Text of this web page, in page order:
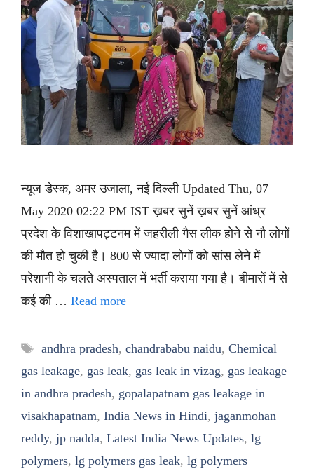
न्यूज डेस्क, अमर उजाला, नई दिल्ली Updated Thu, 07
May 2020 02:22 PM IST ख़बर सुनें ख़बर सुनें आंध्र
प्रदेश के विशाखापट्टनम में जहरीली गैस लीक होने से नौ लोगों
की मौत हो चुकी है। 800 से ज्यादा लोगों को सांस लेने में
परेशानी के चलते अस्पताल में भर्ती कराया गया है। बीमारों में से
कई की … Read more
Tags
andhra pradesh, chandrababu naidu, Chemical
gas leakage, gas leak, gas leak in vizag, gas leakage
in andhra pradesh, gopalapatnam gas leakage in
visakhapatnam, India News in Hindi, jaganmohan
reddy, jp nadda, Latest India News Updates, lg
polymers, lg polymers gas leak, lg polymers